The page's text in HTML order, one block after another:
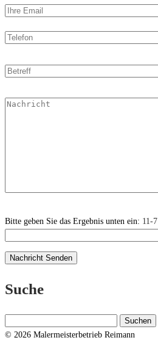
Bitte geben Sie das Ergebnis unten ein: 11-7
Suche
nach:
© 2026 Malermeisterbetrieb Reimann